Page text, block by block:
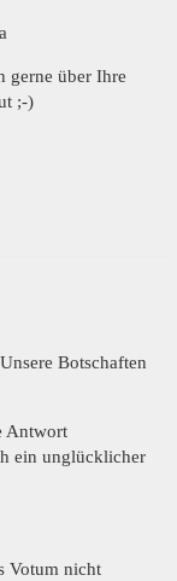
gerne über Ihre
;-)
Botschaften
Antwort
ein unglücklicher
Votum nicht